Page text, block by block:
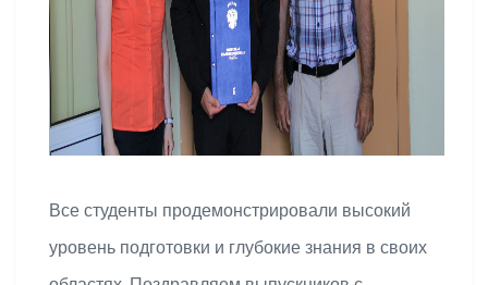
Все студенты продемонстрировали высокий
уровень подготовки и глубокие знания в своих